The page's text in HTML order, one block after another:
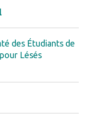
des Étudiants de
Lésés